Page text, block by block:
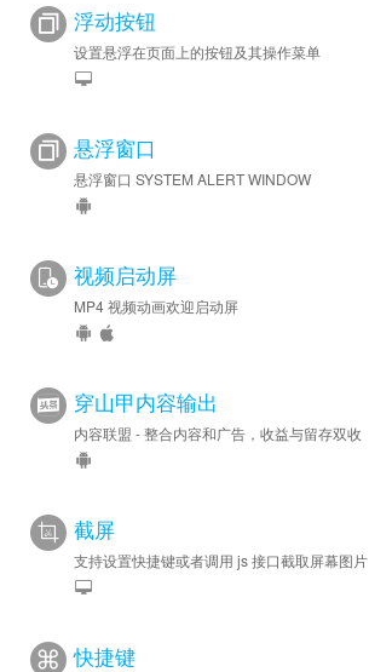
浮动按钮
设置悬浮在页面上的按钮及其操作菜单
悬浮窗口
悬浮窗口 SYSTEM ALERT WINDOW
视频启动屏
MP4 视频动画欢迎启动屏
穿山甲内容输出
内容联盟 - 整合内容和广告，收益与留存双收
截屏
支持设置快捷键或者调用 js 接口截取屏幕图片
快捷键